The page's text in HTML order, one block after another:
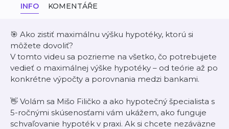
INFO KOMENTÁŘE
🎯 Ako zistiť maximálnu výšku hypotéky, ktorú si
môžete dovoliť?
V tomto videu sa pozrieme na všetko, čo potrebujete
vedieť o maximálnej výške hypotéky – od teórie až po
konkrétne výpočty a porovnania medzi bankami.
👋 Volám sa Mišo Filičko a ako hypotečný špecialista s
5-ročnými skúsenosťami vám ukážem, ako funguje
schvaľovanie hypoték v praxi. Ak si chcete nezáväzne